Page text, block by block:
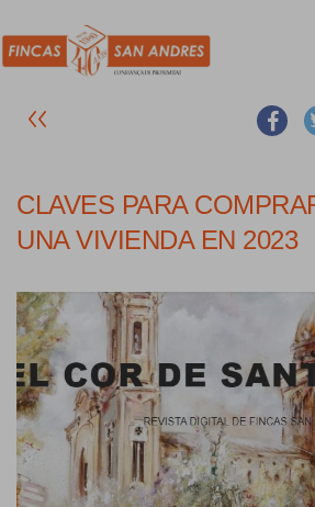
CLAVES PARA
UNA VIVIENDA EN 2023